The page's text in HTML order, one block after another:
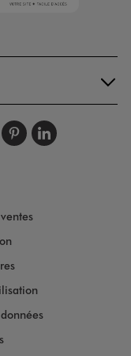
sursur
nousnous
Suivez-